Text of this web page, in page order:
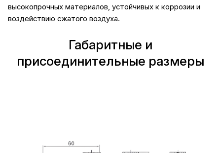
высокопрочных материалов, устойчивых к коррозии и
воздействию сжатого воздуха.
Габаритные и
присоединительные размеры